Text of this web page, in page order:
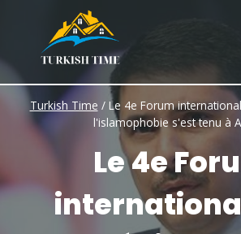
content
Turkish Time / Le 4e Forum
l'islamophobie s'est tenu à
Le 4e